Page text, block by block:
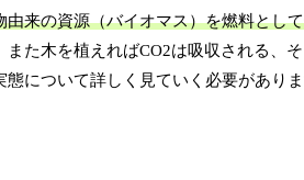
来の資源（バイオマス）を燃料とし
た木を植えればCO2は吸収される、
態について詳しく見ていく必要がありま